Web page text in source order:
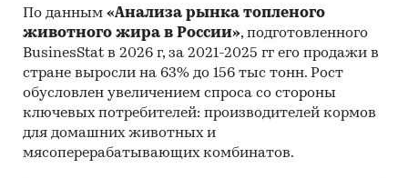
Показатель Ед. изм.
Необходимые инвестиции
NPV
IRR
Срок окупаемости
По данным «Анализа рынка топленого
животного жира в России», подготовленного
BusinesStat в 2026 г, за 2021-2025 гг его продажи в
стране выросли на 63% до 156 тыс тонн. Рост
обусловлен увеличением спроса со стороны
ключевых потребителей: производителей кормов
для домашних животных и
мясоперерабатывающих комбинатов.